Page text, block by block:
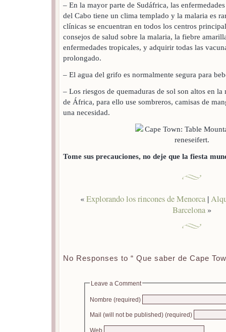
– En la mayor parte de Sudáfrica, las
del Cabo tiene un clima templado y la malaria es
clínicas se encuentran en todos los centros
consejos de salud sobre la malaria, la fiebre
enfermedades tropicales, y adquirir todas las
prolongado.
– El agua del grifo es normalmente segura para
– Los riesgos de quemaduras de sol son altos en
de África, para ello use sombreros, camisas de
una necesidad.
Tome sus precauciones, no deje que la fiesta
«Explorando los rincones de Menorca |
Barcelona»
No Responses to “ Que saber de Cape
Leave a Comment
Nombre (required)
Mail (will not be published) (required)
Web